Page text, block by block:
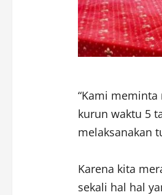
“Kami
kurun waktu 5
melaksanakan
Karena kita
sekali hal hal